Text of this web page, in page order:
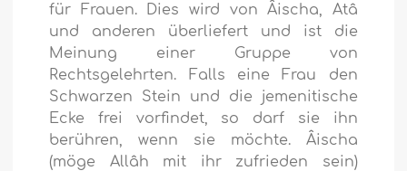
für Frauen. Dies wird von Âischa, Atâ
und anderen überliefert und ist die
Meinung einer Gruppe von
Rechtsgelehrten. Falls eine Frau den
Schwarzen Stein und die jemenitische
Ecke frei vorfindet, so darf sie ihn
berühren, wenn sie möchte. Âischa
(möge Allâh mit ihr zufrieden sein)